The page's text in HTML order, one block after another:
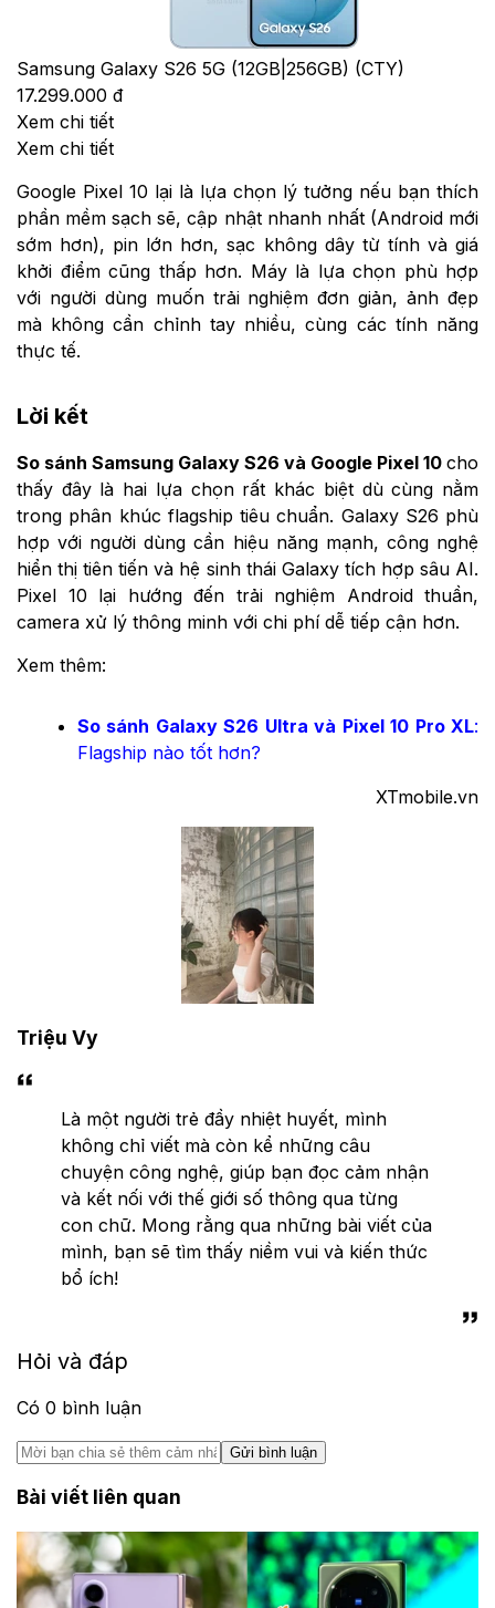
Samsung Galaxy S26 5G (12GB|256GB) (CTY)
17.299.000 đ
Xem chi tiết
Xem chi tiết
Google Pixel 10 lại là lựa chọn lý tưởng nếu bạn thích
phần mềm sạch sẽ, cập nhật nhanh nhất (Android mới
sớm hơn), pin lớn hơn, sạc không dây từ tính và giá
khởi điểm cũng thấp hơn. Máy là lựa chọn phù hợp
với người dùng muốn trải nghiệm đơn giản, ảnh đẹp
mà không cần chỉnh tay nhiều, cùng các tính năng
thực tế.
Lời kết
So sánh Samsung Galaxy S26 và Google Pixel 10 cho
thấy đây là hai lựa chọn rất khác biệt dù cùng nằm
trong phân khúc flagship tiêu chuẩn. Galaxy S26 phù
hợp với người dùng cần hiệu năng mạnh, công nghệ
hiển thị tiên tiến và hệ sinh thái Galaxy tích hợp sâu AI.
Pixel 10 lại hướng đến trải nghiệm Android thuần,
camera xử lý thông minh với chi phí dễ tiếp cận hơn.
Xem thêm:
So sánh Galaxy S26 Ultra và Pixel 10 Pro XL:
Flagship nào tốt hơn?
XTmobile.vn
Triệu Vy
Là một người trẻ đầy nhiệt huyết, mình
không chỉ viết mà còn kể những câu
chuyện công nghệ, giúp bạn đọc cảm nhận
và kết nối với thế giới số thông qua từng
con chữ. Mong rằng qua những bài viết của
mình, bạn sẽ tìm thấy niềm vui và kiến thức
bổ ích!
Hỏi và đáp
Có 0 bình luận
Gửi bình luận
Bài viết liên quan